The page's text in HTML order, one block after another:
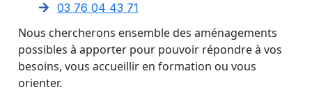
03 76 04 43 71
Nous chercherons ensemble des aménagements
possibles à apporter pour pouvoir répondre à vos
besoins, vous accueillir en formation ou vous
orienter.